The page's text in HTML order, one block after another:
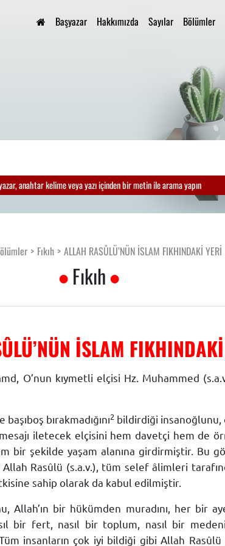
Başyazar Hakkımızda Sayılar Bölümler
anahtar kelime veya yazı içinden bir metin ile arama yapın
Fıkıh ALLAH RASÛLÜ’NÜN İSLAM FIKHINDAKİ YERİ
Fıkıh
İSLAM
O’nun kıymetli elçisi Hz. Muhammed
başıboş bırakmadığını2 bildirdiği insanoğlunu,
iletecek elçisini hem davetçi hem de
bir şekilde yaşam alanına girdirmiştir. Bu
Rasûlü (s.a.v.), tüm selef âlimleri
sahip olarak da kabul edilmiştir.
bir hükümden muradını, her bir
bir fert, nasıl bir toplum, nasıl bir
insanların çok iyi bildiği gibi Allah Rasûlü